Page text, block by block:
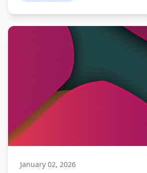
January 02, 2026